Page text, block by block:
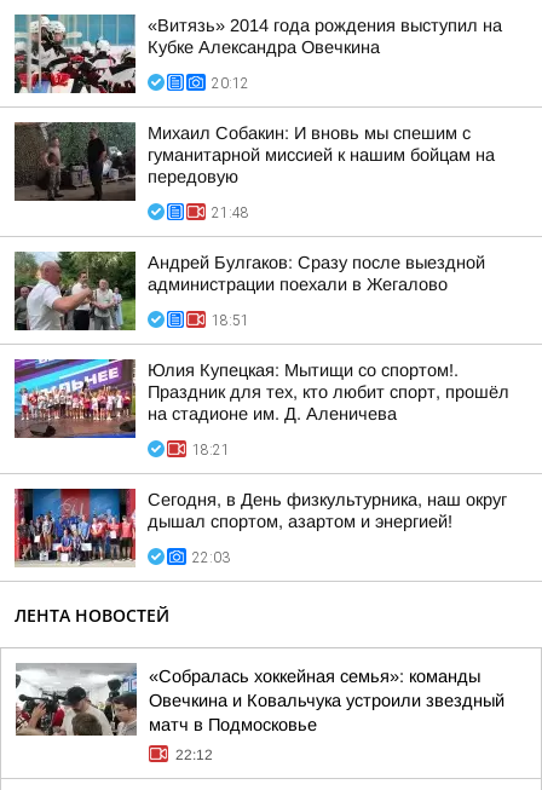
«Витязь» 2014 года рождения выступил на
Кубке Александра Овечкина
20:12
Михаил Собакин: И вновь мы спешим с
гуманитарной миссией к нашим бойцам на
передовую
21:48
Андрей Булгаков: Сразу после выездной
администрации поехали в Жегалово
18:51
Юлия Купецкая: Мытищи со спортом!.
Праздник для тех, кто любит спорт, прошёл
на стадионе им. Д. Аленичева
18:21
Сегодня, в День физкультурника, наш округ
дышал спортом, азартом и энергией!
22:03
ЛЕНТА НОВОСТЕЙ
«Собралась хоккейная семья»: команды
Овечкина и Ковальчука устроили звездный
матч в Подмосковье
22:12